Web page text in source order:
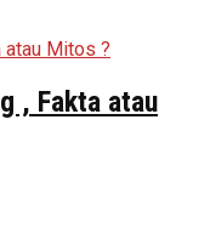
, Fakta atau